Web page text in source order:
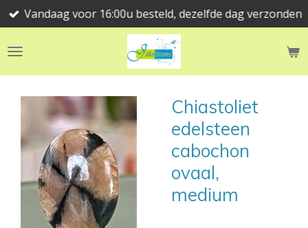
Ga
direct
naar
Vandaag voor 16:00u besteld, dezelfde dag verzonden
Chiastoliet
edelsteen
cabochon
ovaal,
medium